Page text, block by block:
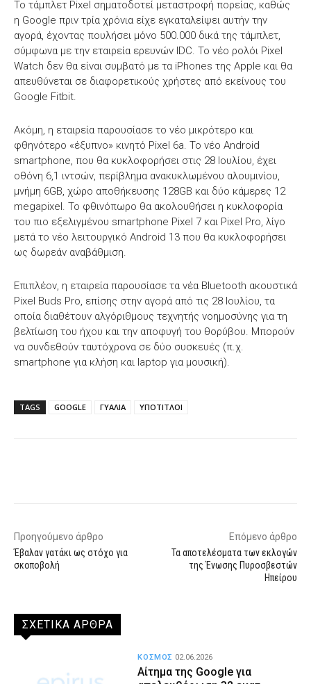
Το τάμπλετ Pixel σηματοδοτεί μεταστροφή πορείας, καθώς
η Google πριν τρία χρόνια είχε εγκαταλείψει αυτήν την
αγορά, έχοντας πουλήσει μόνο 500.000 δικά της τάμπλετ,
σύμφωνα με την εταιρεία ερευνών IDC. Το νέο ρολόι Pixel
Watch δεν θα είναι συμβατό με τα iPhones της Apple και θα
απευθύνεται σε διαφορετικούς χρήστες από εκείνους του
Google Fitbit.
Ακόμη, η εταιρεία παρουσίασε το νέο μικρότερο και
φθηνότερο «έξυπνο» κινητό Pixel 6a. Το νέο Android
smartphone, που θα κυκλοφορήσει στις 28 Ιουλίου, έχει
οθόνη 6,1 ιντσών, περίβλημα ανακυκλωμένου αλουμινίου,
μνήμη 6GB, χώρο αποθήκευσης 128GB και δύο κάμερες 12
megapixel. Το φθινόπωρο θα ακολουθήσει η κυκλοφορία
του πιο εξελιγμένου smartphone Pixel 7 και Pixel Pro, λίγο
μετά το νέο λειτουργικό Android 13 που θα κυκλοφορήσει
ως δωρεάν αναβάθμιση.
Επιπλέον, η εταιρεία παρουσίασε τα νέα Bluetooth ακουστικά
Pixel Buds Pro, επίσης στην αγορά από τις 28 Ιουλίου, τα
οποία διαθέτουν αλγόριθμους τεχνητής νοημοσύνης για τη
βελτίωση του ήχου και την αποφυγή του θορύβου. Μπορούν
να συνδεθούν ταυτόχρονα σε δύο συσκευές (π.χ.
smartphone για κλήση και laptop για μουσική).
TAGS GOOGLE ΓΥΑΛΙΑ ΥΠΟΤΙΤΛΟΙ
Προηγούμενο άρθρο
Έβαλαν γατάκι ως στόχο για
σκοποβολή
Επόμενο άρθρο
Τα αποτελέσματα των εκλογών
της Ένωσης Πυροσβεστών
Ηπείρου
ΣΧΕΤΙΚΑ ΑΡΘΡΑ
Αίτημα της Google για
ΚΟΣΜΟΣ 02.06.2026